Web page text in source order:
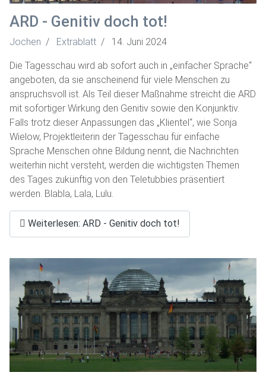
ARD - Genitiv doch tot!
Jochen Extrablatt 14. Juni 2024
Die Tagesschau wird ab sofort auch in „einfacher Sprache“
angeboten, da sie anscheinend für viele Menschen zu
anspruchsvoll ist. Als Teil dieser Maßnahme streicht die ARD
mit sofortiger Wirkung den Genitiv sowie den Konjunktiv.
Falls trotz dieser Anpassungen das „Klientel“, wie Sonja
Wielow, Projektleiterin der Tagesschau für einfache
Sprache Menschen ohne Bildung nennt, die Nachrichten
weiterhin nicht versteht, werden die wichtigsten Themen
des Tages zukünftig von den Teletubbies präsentiert
werden. Blabla, Lala, Lulu.
Weiterlesen: ARD - Genitiv doch tot!